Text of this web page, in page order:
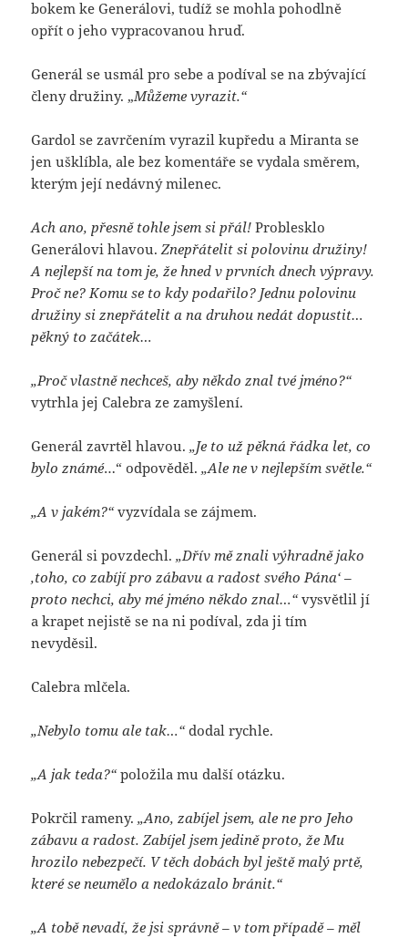
bokem ke Generálovi, tudíž se mohla pohodlně
opřít o jeho vypracovanou hruď.
Generál se usmál pro sebe a podíval se na zbývající
členy družiny. „Můžeme vyrazit.“
Gardol se zavrčením vyrazil kupředu a Miranta se
jen ušklíbla, ale bez komentáře se vydala směrem,
kterým její nedávný milenec.
Ach ano, přesně tohle jsem si přál! Problesklo
Generálovi hlavou.Znepřátelit si polovinu družiny!
A nejlepší na tom je, že hned v prvních dnech výpravy.
Proč ne? Komu se to kdy podařilo? Jednu polovinu
družiny si znepřátelit a na druhou nedát dopustit…
pěkný to začátek…
„Proč vlastně nechceš, aby někdo znal tvé jméno?“
vytrhla jej Calebra ze zamyšlení.
Generál zavrtěl hlavou.„Je to už pěkná řádka let, co
bylo známé…“ odpověděl.„Ale ne v nejlepším světle.“
„A v jakém?“vyzvídala se zájmem.
Generál si povzdechl.„Dřív mě znali výhradně jako
‚toho, co zabíjí pro zábavu a radost svého Pána‘ –
proto nechci, aby mé jméno někdo znal…“vysvětlil jí
a krapet nejistě se na ni podíval, zda ji tím
nevyděsil.
Calebra mlčela.
„Nebylo tomu ale tak…“dodal rychle.
„A jak teda?“položila mu další otázku.
Pokrčil rameny.„Ano, zabíjel jsem, ale ne pro Jeho
zábavu a radost. Zabíjel jsem jedině proto, že Mu
hrozilo nebezpečí. V těch dobách byl ještě malý prtě,
které se neumělo a nedokázalo bránit.“
„A tobě nevadí, že jsi správně – v tom případě – měl